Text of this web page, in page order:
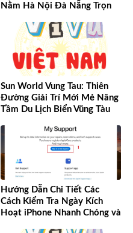
Nằm Hà Nội Đà Nẵng Trọn
Sun World Vung Tau: Thiên
Đường Giải Trí Mới Mẻ Nâng
Tầm Du Lịch Biển Vũng Tàu
Hướng Dẫn Chi Tiết Các
Cách Kiểm Tra Ngày Kích
Hoạt iPhone Nhanh Chóng và